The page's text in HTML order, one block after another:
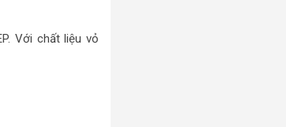
Với chất liệu vỏ